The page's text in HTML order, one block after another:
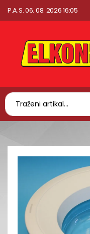
P.A.S. 06. 08. 2026 16:05